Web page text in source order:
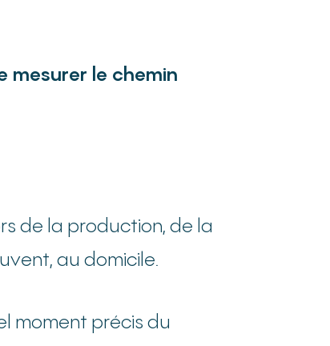
mesurer le chemin
de la production, de la
au domicile.
moment précis du